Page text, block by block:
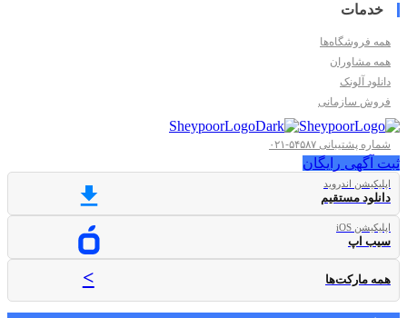
خدمات
همه فروشگاه‌ها
همه مشاوران
دانلود آلونک
فروش سازمانی
شماره پشتیبانی ۵۴۵۸۷-۰۲۱
ثبت آگهی رایگان
اپلیکیشن اندروید
دانلود مستقیم
اپلیکیشن iOS
سیب اپ
همه مارکت‌ها >